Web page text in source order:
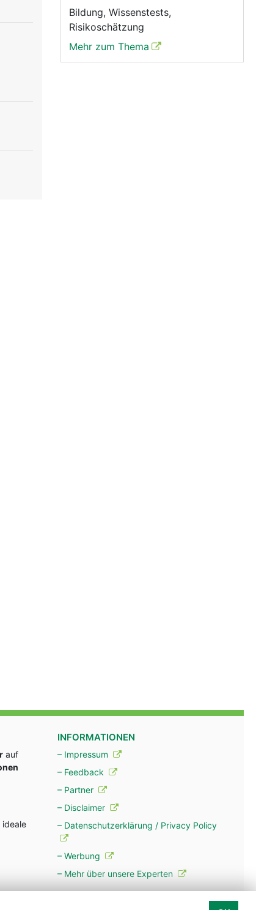
Bildung, Wissenstests,
Risikoschätzung
Mehr zum Thema
auf
ideale
INFORMATIONEN
– Impressum
– Feedback
– Partner
– Disclaimer
– Datenschutzerklärung / Privacy Policy
– Werbung
– Mehr über unsere Experten